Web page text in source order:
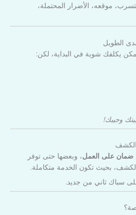
موقعه، الأضرار المحتملة،
يكلفك شوية في البداية، لكن:
وجيبك!
ضمان على العمل، وبعضها حتى توفر
بحيث تكون الخدمة متكاملة.
سباك ثاني من جديد.